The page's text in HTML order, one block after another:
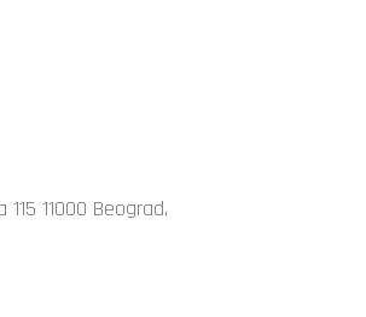
11000 Beograd,